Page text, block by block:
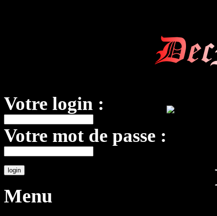
Votre login :
Votre mot de passe :
Menu